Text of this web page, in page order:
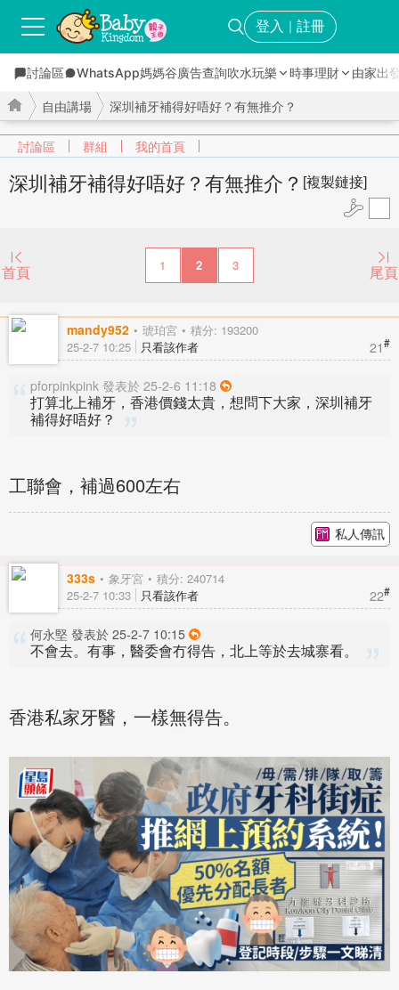
登入 ｜ 註冊
討論區 WhatsApp媽媽谷廣告查詢吹水玩樂 時事理財 由家出
討論區 群組 我的首頁
自由講場 深圳補牙補得好唔好？有無推介？
深圳補牙補得好唔好？有無推介？ [複製鏈接]
首頁 1 2 3 尾頁
mandy952 琥珀宮 積分: 193200
21#
25-2-7 10:25 只看該作者
pforpinkpink 發表於 25-2-6 11:18
打算北上補牙，香港價錢太貴，想問下大家，深圳補牙
補得好唔好？
工聯會，補過600左右
私人傳訊
333s 象牙宮 積分: 240714
22#
25-2-7 10:33 只看該作者
何永堅 發表於 25-2-7 10:15
不會去。有事，醫委會冇得告，北上等於去城寨看。
香港私家牙醫，一樣無得告。